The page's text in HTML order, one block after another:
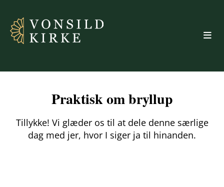
Praktisk om bryllup
Tillykke! Vi glæder os til at dele denne særlige
dag med jer, hvor I siger ja til hinanden.